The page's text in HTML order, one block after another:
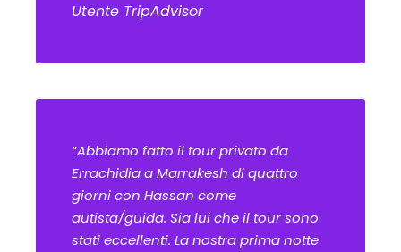
Utente TripAdvisor
“Abbiamo fatto il tour privato da
Errachidia a Marrakesh di quattro
giorni con Hassan come
autista/guida. Sia lui che il tour sono
stati eccellenti. La nostra prima notte